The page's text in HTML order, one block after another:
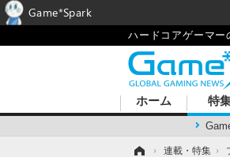
ハードコアゲーマー
ホーム 特
› 連載・特集 ›
Game*Spark